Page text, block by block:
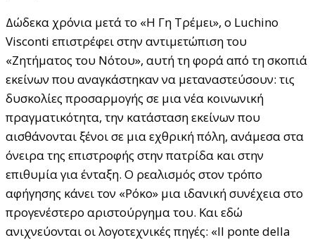
Δώδεκα χρόνια μετά το «Η Γη Τρέμει», ο Luchino
Visconti επιστρέφει στην αντιμετώπιση του
«Ζητήματος του Νότου», αυτή τη φορά από τη σκοπιά
εκείνων που αναγκάστηκαν να μεταναστεύσουν: τις
δυσκολίες προσαρμογής σε μια νέα κοινωνική
πραγματικότητα, την κατάσταση εκείνων που
αισθάνονται ξένοι σε μια εχθρική πόλη, ανάμεσα στα
όνειρα της επιστροφής στην πατρίδα και στην
επιθυμία για ένταξη. Ο ρεαλισμός στον τρόπο
αφήγησης κάνει τον «Ρόκο» μια ιδανική συνέχεια στο
προγενέστερο αριστούργημα του. Και εδώ
ανιχνεύονται οι λογοτεχνικές πηγές: «Il ponte della